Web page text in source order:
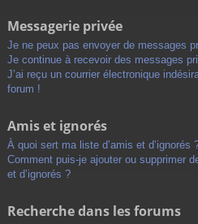
Messagerie privée
Je ne peux pas envoyer de messages
Je continue à recevoir des messages
J’ai reçu un courrier électronique
forum !
Amis et ignorés
À quoi sert ma liste d’amis et d’ignorés
Comment puis-je ajouter ou supprimer
et d’ignorés ?
Recherche dans les forums